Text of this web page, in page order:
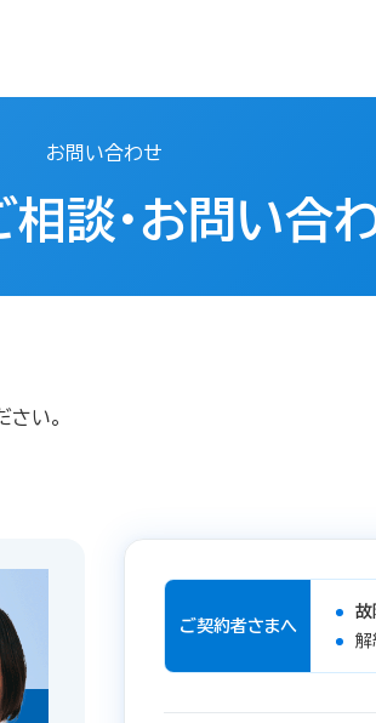
お問い合わせ
談・お問い合
さい。
ご契約者さまへ
故
解